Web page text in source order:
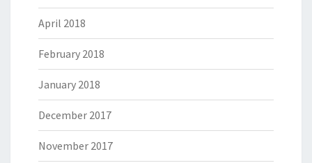
April 2018
February 2018
January 2018
December 2017
November 2017